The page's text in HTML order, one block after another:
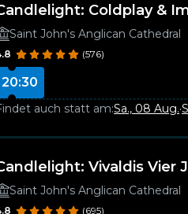
Coldplay &
Saint John's Anglican Cathedral
(576)
20:30
auch statt am:Sa., 08 Aug.·
Vivaldis Vier
Saint John's Anglican Cathedral
(695)